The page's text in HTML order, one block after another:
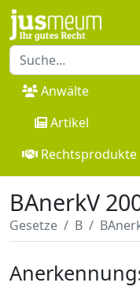
Anwälte
Artikel
Rechtsprodukte
BAnerkV
Gesetze B BAnerkV